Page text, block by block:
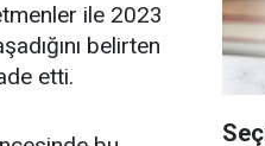
ile 2023
belirten
etti.